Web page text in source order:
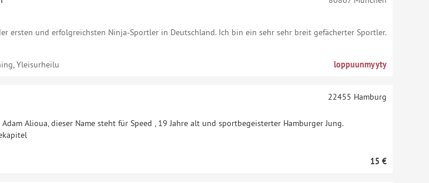
ersten und erfolgreichsten Ninja-Sportler in Deutschland. Ich bin ein sehr sehr breit gefächerter Sportler.
Yleisurheilu loppuunmyyty
Alioua, dieser Name steht für Speed , 19 Jahre alt und sportbegeisterter Hamburger Jung.
22455 Hamburg
15 €